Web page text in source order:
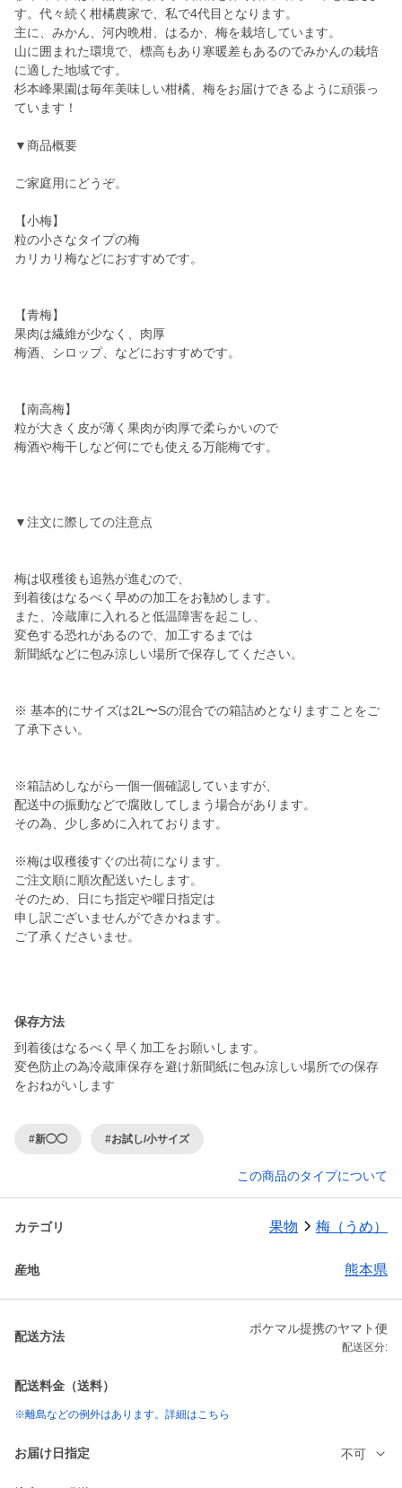
す。代々続く柑橘農家で、私で4代目となります。
主に、みかん、河内晩柑、はるか、梅を栽培しています。
山に囲まれた環境で、標高もあり寒暖差もあるのでみかんの栽培
に適した地域です。
杉本峰果園は毎年美味しい柑橘、梅をお届けできるように頑張っ
ています！
▼商品概要
ご家庭用にどうぞ。
【小梅】
粒の小さなタイプの梅
カリカリ梅などにおすすめです。
【青梅】
果肉は繊維が少なく、肉厚
梅酒、シロップ、などにおすすめです。
【南高梅】
粒が大きく皮が薄く果肉が肉厚で柔らかいので
梅酒や梅干しなど何にでも使える万能梅です。
▼注文に際しての注意点
梅は収穫後も追熟が進むので、
到着後はなるべく早めの加工をお勧めします。
また、冷蔵庫に入れると低温障害を起こし、
変色する恐れがあるので、加工するまでは
新聞紙などに包み涼しい場所で保存してください。
※ 基本的にサイズは2L〜Sの混合での箱詰めとなりますことをご
了承下さい。
※箱詰めしながら一個一個確認していますが、
配送中の振動などで腐敗してしまう場合があります。
その為、少し多めに入れております。
※梅は収穫後すぐの出荷になります。
ご注文順に順次配送いたします。
そのため、日にち指定や曜日指定は
申し訳ございませんができかねます。
ご了承くださいませ。
保存方法
到着後はなるべく早く加工をお願いします。
変色防止の為冷蔵庫保存を避け新聞紙に包み涼しい場所での保存
をおねがいします
#新◯◯ #お試し/小サイズ
この商品のタイプについて
カテゴリ 果物 梅（うめ）
産地 熊本県
配送方法
ポケマル提携のヤマト便
配送区分:
配送料金（送料）
※離島などの例外はあります。詳細はこちら
お届け日指定 不可